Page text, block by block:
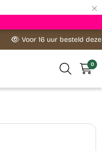
×
Voor 16 uur besteld
0